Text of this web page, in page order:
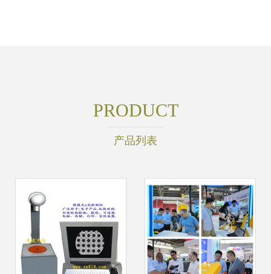
PRODUCT
产品列表